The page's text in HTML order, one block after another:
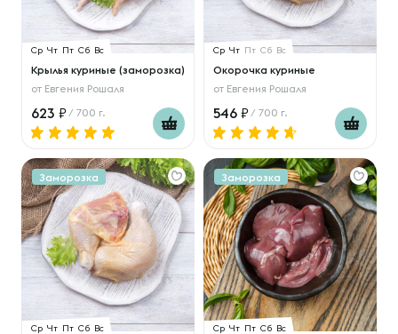
Ср Чт Пт Сб Вс
Крылья куриные (заморозка)
от Евгения Рошаля
623 / 700 г.
Ср Чт Пт Сб Вс
Окорочка куриные
от Евгения Рошаля
546 / 700 г.
Заморозка
Ср Чт Пт Сб Вс
Заморозка
Ср Чт Пт Сб Вс